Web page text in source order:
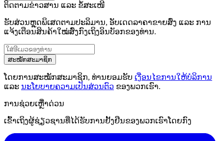
ຕິດຕາມຂ່າວສານ ແລະ ຂໍ້ສະເໜີ
ຮັບສ່ວນຫຼຸດພິເສດຕາມປະລິມານ, ອັບເດດລາຄາຂາຍສົ່ງ ແລະ ການ
ແຈ້ງເຕືອນສິນຄ້າໃໝ່ສົ່ງກົງເຖິງອິນບັອກຂອງທ່ານ.
ສະໝັກສະມາຊິກ
ໂດຍການສະໝັກສະມາຊິກ, ທ່ານຍອມຮັບ ເງື່ອນໄຂການໃຫ້ບໍລິການ
ແລະ ນະໂຍບາຍຄວາມເປັນສ່ວນຕົວ ຂອງພວກເຮົາ.
ການຊ່ວຍເຫຼືໍາດ່ວນ
ເຂົ້າເຖິງຜູ້ຊ່ຽວຊານທີ່ໄດ້ຮັບການຢັ້ງຢືນຂອງພວກເຮົາໂດຍກົງ